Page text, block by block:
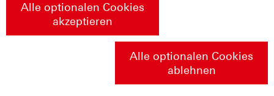
Alle optionalen Cookies
akzeptieren
Alle optionalen Cookies
ablehnen